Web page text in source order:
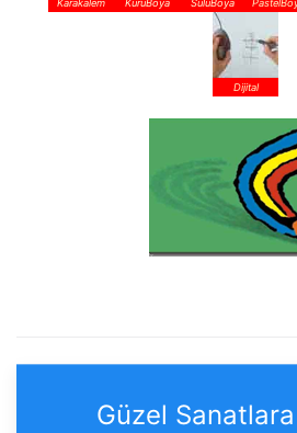
Karakalem KuruBoya SuluBoya
Dijital
Güzel Sanatlara